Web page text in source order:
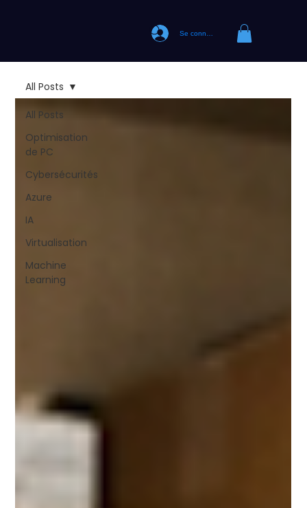
Se connecter
All Posts
Optimisation
de PC
Cybersécurités
Azure
IA
Virtualisation
Machine
Learning
All Posts